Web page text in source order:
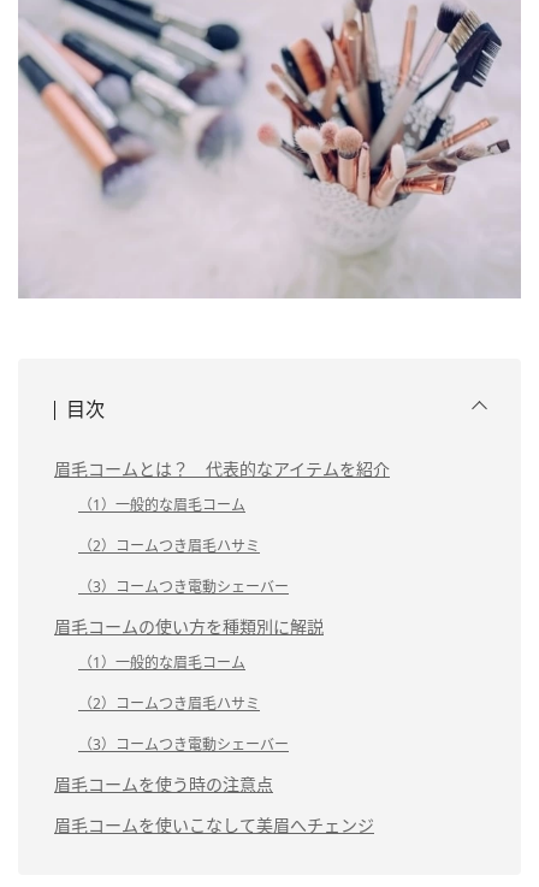
目次
眉毛コームとは？ 代表的なアイテムを紹介
（1）一般的な眉毛コーム
（2）コームつき眉毛ハサミ
（3）コームつき電動シェーバー
眉毛コームの使い方を種類別に解説
（1）一般的な眉毛コーム
（2）コームつき眉毛ハサミ
（3）コームつき電動シェーバー
眉毛コームを使う時の注意点
眉毛コームを使いこなして美眉へチェンジ